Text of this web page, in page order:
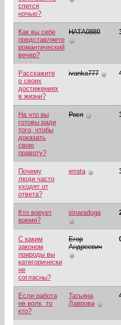
спится
ночью?
Как вы себе
представляете
романтический
вечер?
НАТА0889
Расскажите
о своих
достижениях
в жизни?
ivanka777
На что вы
готовы ради
того, чтобы
доказать
свою
правоту?
Рося
Почему
люди часто
уходят от
ответа?
errata
Кто ворует
время?
irinaraduga
С каким
законом
природы вы
категорически
не
согласны?
Егор
Андреевич
Если работа
не волк, то
кто?
Татьяна
Лаврова